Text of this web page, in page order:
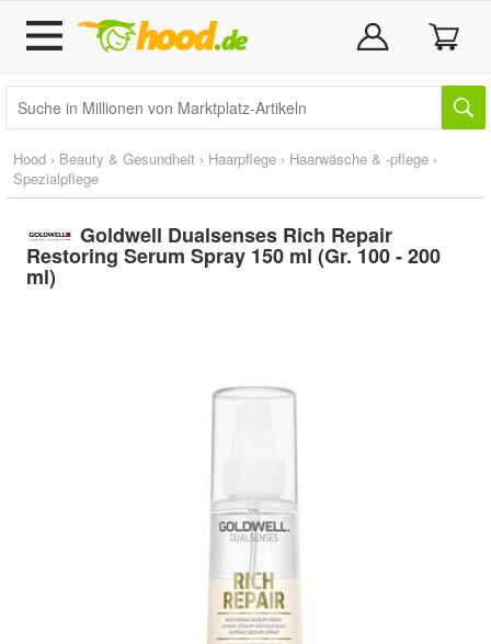
Hood › Beauty & Gesundheit › Haarpflege › Haarwäsche & -pflege ›
Spezialpflege
Goldwell Dualsenses Rich Repair
Restoring Serum Spray 150 ml (Gr. 100 - 200
ml)